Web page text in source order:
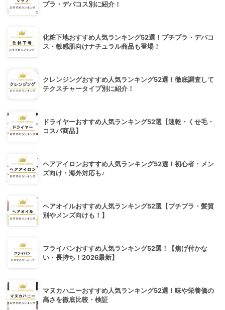
プラ・デパコス別に紹介！
化粧下地おすすめ人気ランキング52選！プチプラ・デパコ
ス・敏感肌向けナチュラル商品も登場！
クレンジングおすすめ人気ランキング52選！徹底調査して
テクスチャータイプ別に紹介！
ドライヤーおすすめ人気ランキング52選【速乾・くせ毛・
コスパ商品】
ヘアアイロンおすすめ人気ランキング52選！初心者・メン
ズ向け・海外対応も♪
ヘアオイルおすすめ人気ランキング52選【プチプラ・髪質
別やメンズ向けも！】
フライパンおすすめ人気ランキング52選！【焦げ付かな
い・長持ち！2026最新】
マヌカハニーおすすめ人気ランキング52選！味や栄養価の
高さを徹底比較・検証